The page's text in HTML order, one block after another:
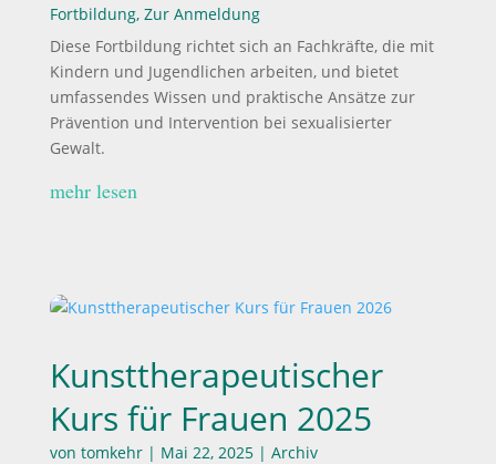
Fortbildung, Zur Anmeldung
Diese Fortbildung richtet sich an Fachkräfte, die mit
Kindern und Jugendlichen arbeiten, und bietet
umfassendes Wissen und praktische Ansätze zur
Prävention und Intervention bei sexualisierter
Gewalt.
mehr lesen
Kunsttherapeutischer
Kurs für Frauen 2025
von tomkehr| Mai 22, 2025| Archiv